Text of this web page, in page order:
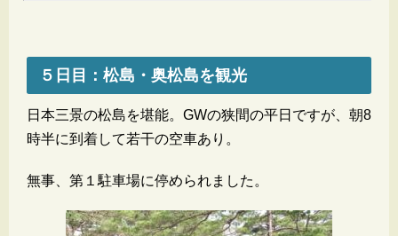
５日目：松島・奥松島を観光
日本三景の松島を堪能。GWの狭間の平日ですが、朝8
時半に到着して若干の空車あり。
無事、第１駐車場に停められました。